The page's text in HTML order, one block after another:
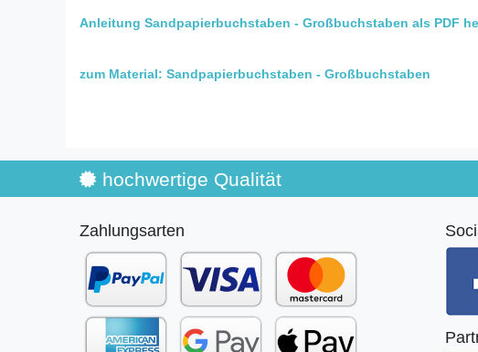
Anleitung Sandpapierbuchstaben - Großbuchstaben als PDF
zum Material: Sandpapierbuchstaben - Großbuchstaben
hochwertige Qualität
Zahlungsarten